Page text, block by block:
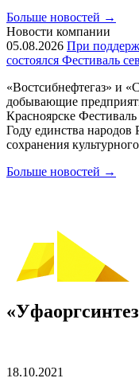
Больше новостей →
Новости компании
05.08.2026 При
состоялся Фестиваль
«Востсибнефтегаз» и
добывающие
Красноярске
Году единства народов
сохранения
Больше новостей →
18.10.2021